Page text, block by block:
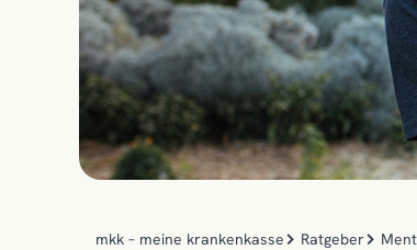
mkk – meine krankenkasse Ratgeber